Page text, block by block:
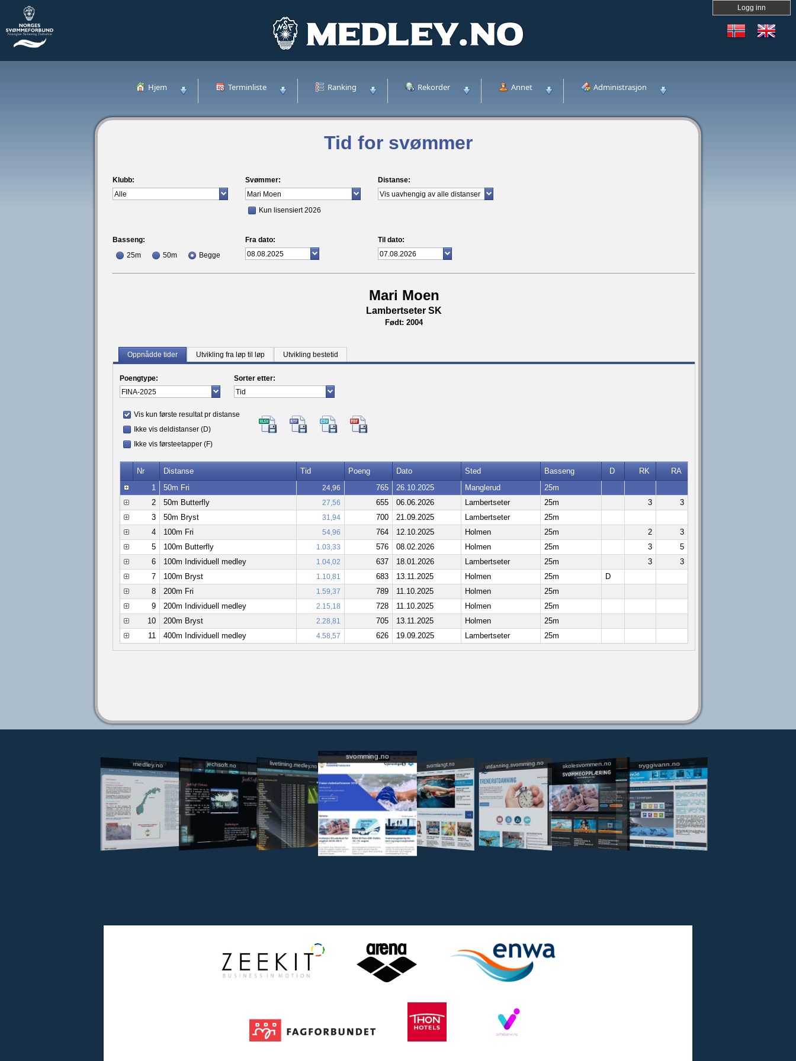
Logg inn
Hjem Terminliste Ranking Rekorder Annet Administrasjon
Tid for svømmer
Klubb: Svømmer:
Kun lisensiert 2026
Distanse:
Basseng:
25m
50m Begge
Fra dato: Til dato:
Mari Moen
Lambertseter SK
Født: 2004
Oppnådde tider Utvikling fra løp til løp Utvikling bestetid
Poengtype: Sorter etter:
Vis kun første resultat pr distanse
Ikke vis deldistanser (D)
Ikke vis førsteetapper (F)
Nr Distanse Tid Poeng Dato Sted Basseng D RK
RA
1
50m Fri 24,96 765 26.10.2025 Manglerud
25m
2
50m Butterfly 27,56 655 06.06.2026 Lambertseter 25m 3
3
3
50m Bryst 31,94 700 21.09.2025 Lambertseter
25m
4
100m Fri 54,96 764 12.10.2025 Holmen 25m 2
3
5
100m Butterfly 1.03,33 576 08.02.2026 Holmen 25m 3
5
6
100m Individuell medley 1.04,02 637 18.01.2026 Lambertseter 25m 3
3
7
100m Bryst 1.10,81 683 13.11.2025 Holmen 25m
D
8
200m Fri 1.59,37 789 11.10.2025 Holmen
25m
9
200m Individuell medley 2.15,18 728 11.10.2025 Holmen
25m
10
200m Bryst 2.28,81 705 13.11.2025 Holmen
25m
11
400m Individuell medley 4.58,57 626 19.09.2025 Lambertseter 25m
medley.no jechsoft.no livetiming.medley.no
svomming.no
svomlangt.no utdanning.svomming.no skolesvommen.no tryggivann.no